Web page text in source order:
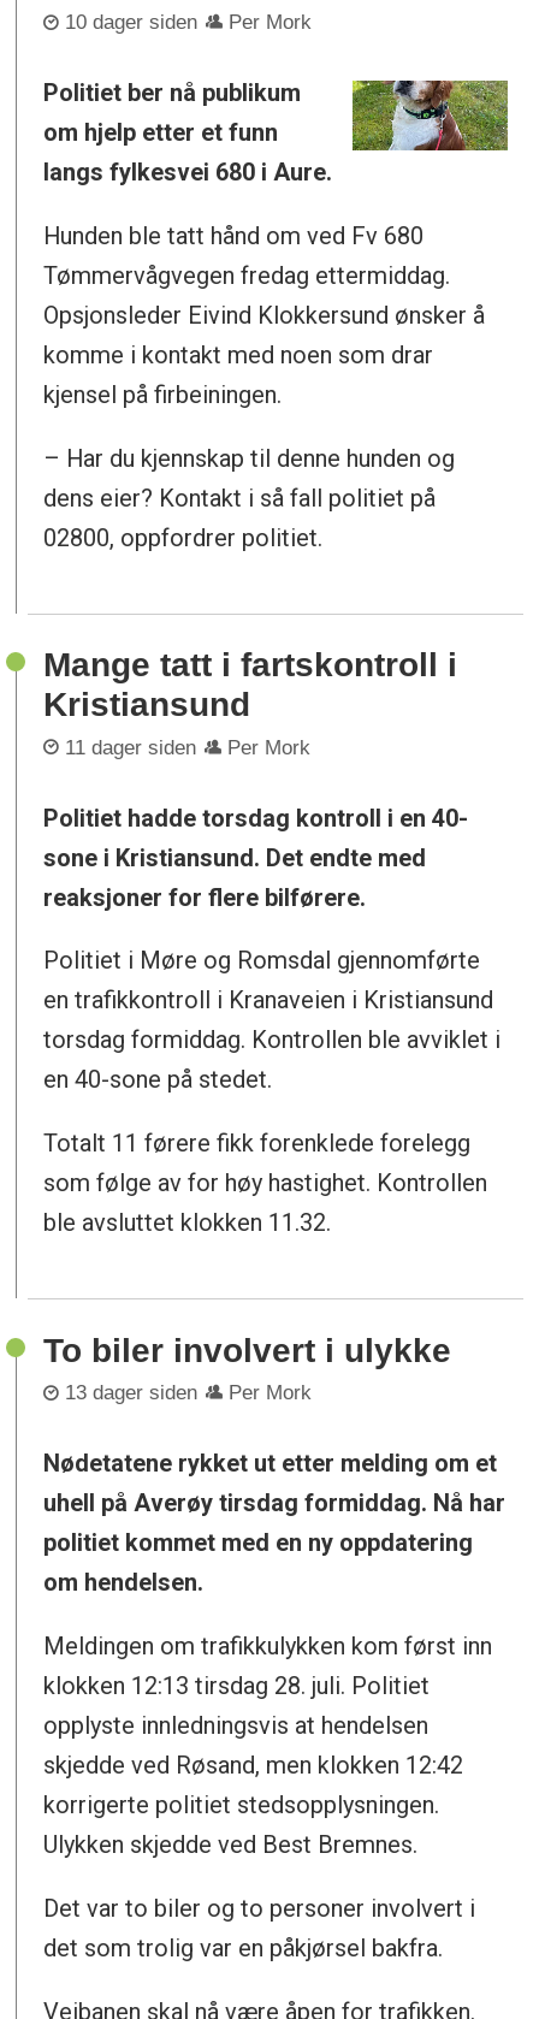
10 dager siden Per Mork
Politiet ber nå publikum
om hjelp etter et funn
langs fylkesvei 680 i Aure.
Hunden ble tatt hånd om ved Fv 680
Tømmervågvegen fredag ettermiddag.
Opsjonsleder Eivind Klokkersund ønsker å
komme i kontakt med noen som drar
kjensel på firbeiningen.
– Har du kjennskap til denne hunden og
dens eier? Kontakt i så fall politiet på
02800, oppfordrer politiet.
Mange tatt i fartskontroll i
Kristiansund
11 dager siden Per Mork
Politiet hadde torsdag kontroll i en 40-
sone i Kristiansund. Det endte med
reaksjoner for flere bilførere.
Politiet i Møre og Romsdal gjennomførte
en trafikkontroll i Kranaveien i Kristiansund
torsdag formiddag. Kontrollen ble avviklet i
en 40-sone på stedet.
Totalt 11 førere fikk forenklede forelegg
som følge av for høy hastighet. Kontrollen
ble avsluttet klokken 11.32.
To biler involvert i ulykke
13 dager siden Per Mork
Nødetatene rykket ut etter melding om et
uhell på Averøy tirsdag formiddag. Nå har
politiet kommet med en ny oppdatering
om hendelsen.
Meldingen om trafikkulykken kom først inn
klokken 12:13 tirsdag 28. juli. Politiet
opplyste innledningsvis at hendelsen
skjedde ved Røsand, men klokken 12:42
korrigerte politiet stedsopplysningen.
Ulykken skjedde ved Best Bremnes.
Det var to biler og to personer involvert i
det som trolig var en påkjørsel bakfra.
Veibanen skal nå være åpen for trafikken.